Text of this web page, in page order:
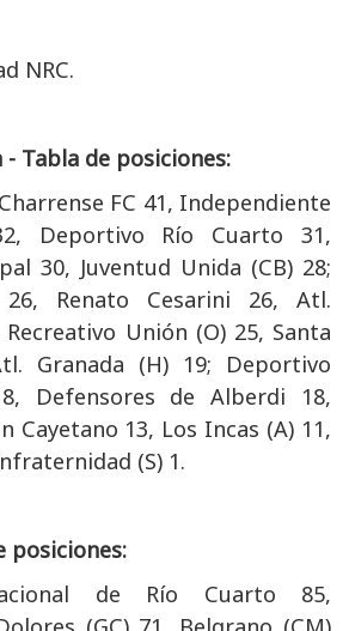
NRC.
Tabla de posiciones:
FC 41, Independiente
Deportivo Río Cuarto 31,
30, Juventud Unida (CB) 28;
26, Renato Cesarini 26, Atl.
Recreativo Unión (O) 25, Santa
Granada (H) 19; Deportivo
Defensores de Alberdi 18,
Cayetano 13, Los Incas (A) 11,
(S) 1.
posiciones:
de Río Cuarto 85,